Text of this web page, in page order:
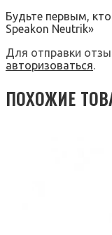
Будьте первым,
Speakon Neutrik»
Для отправки
авторизоваться.
ПОХОЖИЕ